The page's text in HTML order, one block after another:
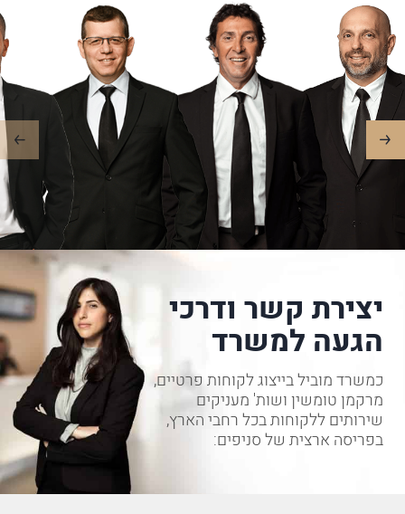
יצירת קשר ודרכי
הגעה למשרד
כמשרד מוביל בייצוג לקוחות פרטיים,
מרקמן טומשין ושות' מעניקים
שירותים ללקוחות בכל רחבי הארץ,
בפריסה ארצית של סניפים: